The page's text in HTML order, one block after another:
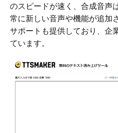
のスピードが速く、合成音声
常に新しい音声や機能が追加
サポートも提供しており、企
ています。